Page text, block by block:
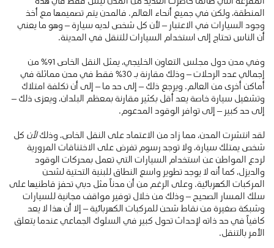
المنطقة، ولكن في جميع أنحاء العالم. فالمدن يتم تصميمها مع أخذ
وجود السيارات في الاعتبار – لأن كل شخص لديه سيارة – وهو ما يعني
أن الناس تحتاج إلى استخدام السيارات للتنقل في المدينة.
وفي مدن دول مجلس التعاون الخليجي، يمثل النقل الخاص 91٪ من
إجمالي عدد الرحلات – وذلك مقارنة بـ 30٪ فقط في مدن مماثلة في
أماكن أخرى من العالم. ويرجع ذلك – إلى حد ما – إلى أن تكلفة امتلاك
وتشغيل سيارة خاصة يعد أقل بكثير مقارنة بمعظم البلدان، ويعزى ذلك –
إلى حد كبير – إلى توافر الوقود المدعوم.
لقد انتشرت المدن، مما زاد من الاعتماد على النقل الخاص، وذلكلأن كل
شخص يمتلك سيارة، ولا توجد رسوم تفرض على الاختناقات المرورية
لردع المواطن عن استخدام السيارات التي تعمل بمحركات الوقود
والديزل، كما أنه لا يوجد تطوير واسع النطاق للبنية التحتية لشحن
المركبات الكهربائية. وعلى الرغم من أن مدناً مثل دبي تحفز قاطنيها على
سلك المسار الصحيح – وذلك من خلال توفير مواقف مجانية للسيارات
وشبكة صغيرة من نقاط شحن للمركبات الكهربائية – إلا أن هذا لا يعد
كافياً في حد ذاته لإحداث تحول كبير في السلوك الجماعي عندما يتعلق
الأمر بالتنقل.